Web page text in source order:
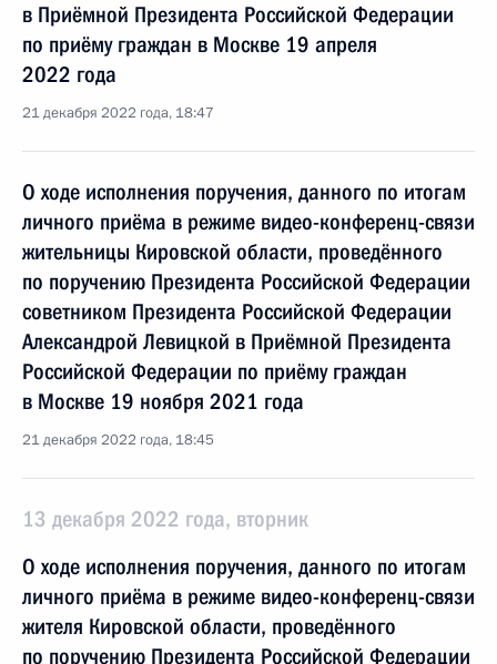
в Приёмной Президента Российской Федерации
по приёму граждан в Москве 19 апреля
2022 года
21 декабря 2022 года, 18:47
О ходе исполнения поручения, данного по итогам
личного приёма в режиме видео-конференц-связи
жительницы Кировской области, проведённого
по поручению Президента Российской Федерации
советником Президента Российской Федерации
Александрой Левицкой в Приёмной Президента
Российской Федерации по приёму граждан
в Москве 19 ноября 2021 года
21 декабря 2022 года, 18:45
13 декабря 2022 года, вторник
О ходе исполнения поручения, данного по итогам
личного приёма в режиме видео-конференц-связи
жителя Кировской области, проведённого
по поручению Президента Российской Федерации